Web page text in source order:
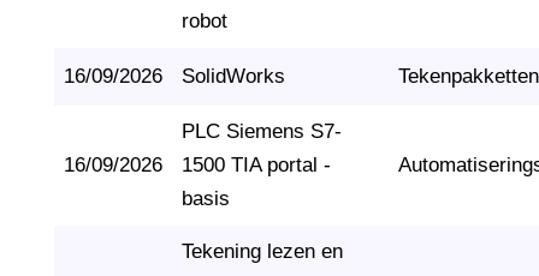
robot
16/09/2026 SolidWorks Tekenpakketten
16/09/2026
PLC Siemens S7-
1500 TIA portal -
basis
Tekening lezen en